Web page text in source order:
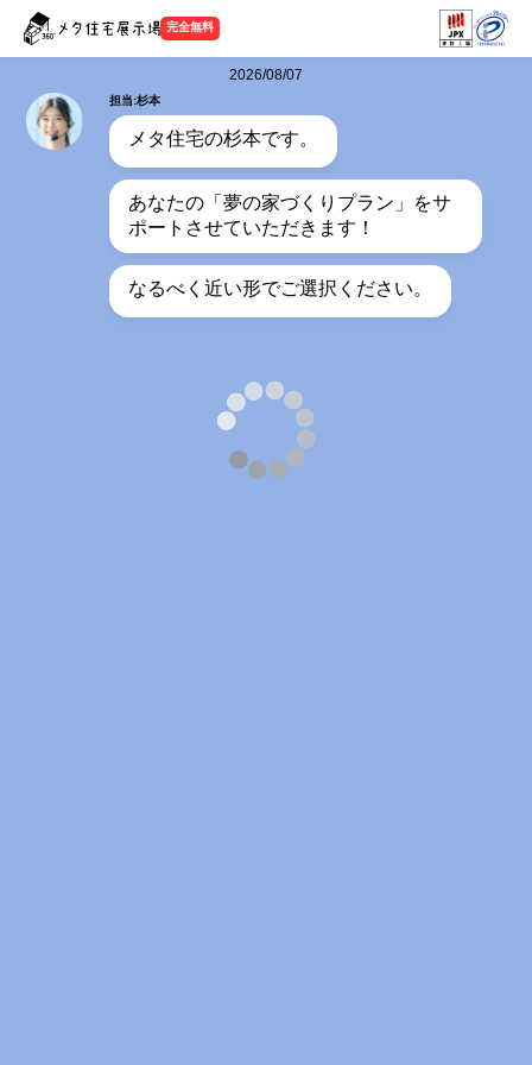
完全無料
2026/08/07
担当:杉本
メタ住宅の杉本です。
あなたの「夢の家づくりプラン」をサ
ポートさせていただきます！
なるべく近い形でご選択ください。